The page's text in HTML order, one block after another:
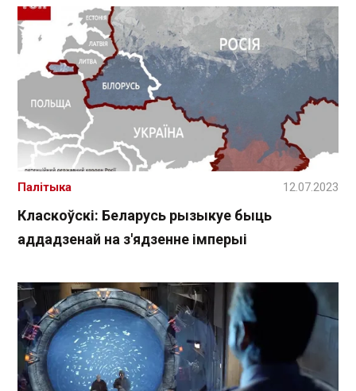
Класкоўскі: Беларусь рызыкуе быць
аддадзенай на з'ядзенне імперыі
Палітыка 12.07.2023